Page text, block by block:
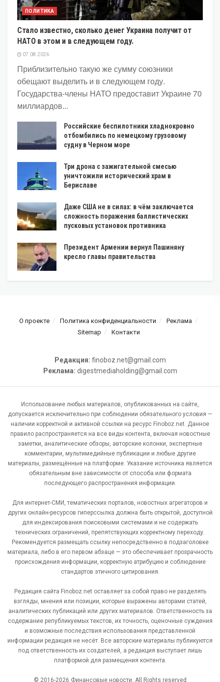
ПОЛИТИКА
Стало известно, сколько денег Украина получит от
НАТО в этом и в следующем году.
07.08.2026
Приблизительно такую же сумму союзники
обещают выделить и в следующем году.
Государства-члены НАТО предоставит Украине 70
миллиардов...
Российские беспилотники хладнокровно
отбомбились по немецкому грузовому
судну в Черном море
Три дрона с зажигательной смесью
уничтожили исторический храм в
Бериславе
Даже США не в силах: в чём заключается
сложность поражения баллистических
пусковых установок противника
Президент Армении вернул Пашиняну
кресло главы правительства
О проекте Политика конфиденциальности
Реклама
Sitemap
Контакти
Редакция: finoboz.net@gmail.com
Реклама: digestmediaholding@gmail.com
Использование любых материалов, опубликованных на сайте,
допускается исключительно при соблюдении обязательного условия —
наличии корректной и активной ссылки на ресурс Finoboz.net. Данное
правило распространяется на все виды контента, включая новостные
заметки, аналитические обзоры, авторские колонки, экспертные
комментарии, мультимедийные публикации и любые другие
материалы, размещённые на платформе. Указание источника является
обязательным вне зависимости от способа или формата
последующего распространения информации.
Для интернет-СМИ, тематических порталов, новостных агрегаторов и
других онлайн-ресурсов гиперссылка должна быть открытой, доступной
для индексирования поисковыми системами и не содержать
технических ограничений, препятствующих корректному переходу.
Рекомендуется размещать ссылку непосредственно в подзаголовке
материала, либо в его первом абзаце — это обеспечивает прозрачность
происхождения информации, корректную атрибуцию и соблюдение
стандартов этичного цитирования.
Редакция сайта Finoboz.net оставляет за собой право не разделять
взгляды, мнения или позиции, которые выражены авторами статей,
аналитических публикаций или других материалов. Ответственность за
содержание републикуемых текстов, их точность, оценочные суждения
и возможные последствия использования представленной
информации редакция не несёт. Все авторские материалы публикуются
под ответственность их создателей, а редакция выступает лишь
платформой для размещения контента.
© 2016-2026 Финансовые новости. All Rights reserved